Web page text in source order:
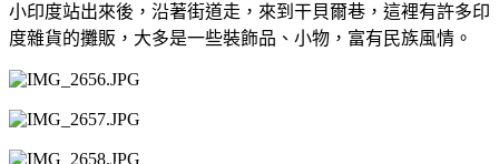
小印度站出來後，沿著街道走，來到干貝爾巷，這裡有許多印
度雜貨的攤販，大多是一些裝飾品、小物，富有民族風情。